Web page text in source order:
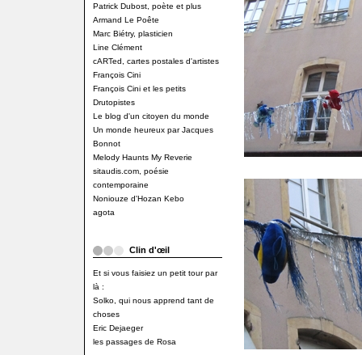
Patrick Dubost, poète et plus
Armand Le Poête
Marc Biétry, plasticien
Line Clément
cARTed, cartes postales d'artistes
François Cini
François Cini et les petits
Drutopistes
Le blog d'un citoyen du monde
Un monde heureux par Jacques
Bonnot
Melody Haunts My Reverie
sitaudis.com, poésie
contemporaine
Noniouze d'Hozan Kebo
agota
Clin d'œil
Et si vous faisiez un petit tour par
là :
Solko, qui nous apprend tant de
choses
Eric Dejaeger
les passages de Rosa